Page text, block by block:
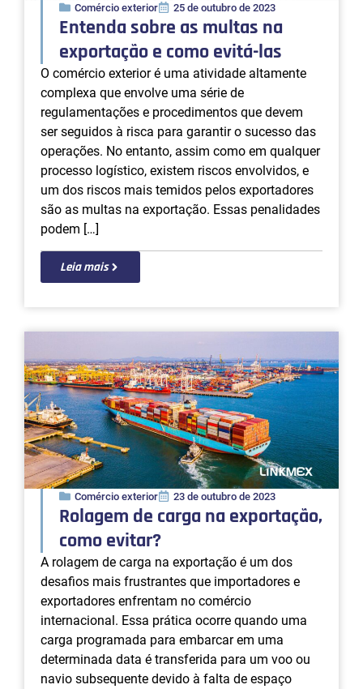
Comércio exterior 25 de outubro de 2023
Entenda sobre as multas na
exportação e como evitá-las
O comércio exterior é uma atividade altamente
complexa que envolve uma série de
regulamentações e procedimentos que devem
ser seguidos à risca para garantir o sucesso das
operações. No entanto, assim como em qualquer
processo logístico, existem riscos envolvidos, e
um dos riscos mais temidos pelos exportadores
são as multas na exportação. Essas penalidades
podem […]
Leia mais
Comércio exterior 23 de outubro de 2023
Rolagem de carga na exportação,
como evitar?
A rolagem de carga na exportação é um dos
desafios mais frustrantes que importadores e
exportadores enfrentam no comércio
internacional. Essa prática ocorre quando uma
carga programada para embarcar em uma
determinada data é transferida para um voo ou
navio subsequente devido à falta de espaço